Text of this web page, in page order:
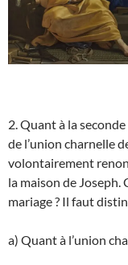
2. Quant à la
de l’union charnelle
volontairement
la maison de
mariage ? Il faut
a) Quant à l’union